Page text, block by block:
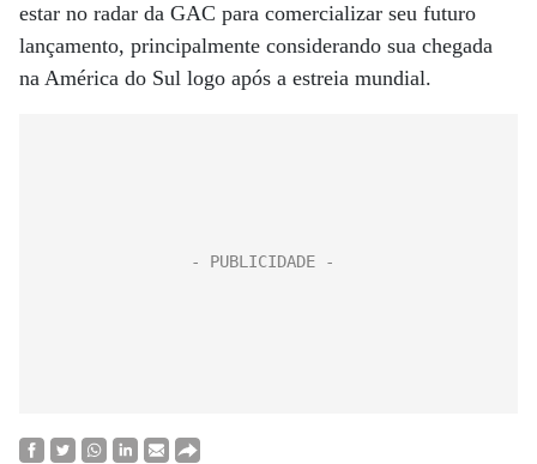
estar no radar da GAC para comercializar seu futuro
lançamento, principalmente considerando sua chegada
na América do Sul logo após a estreia mundial.